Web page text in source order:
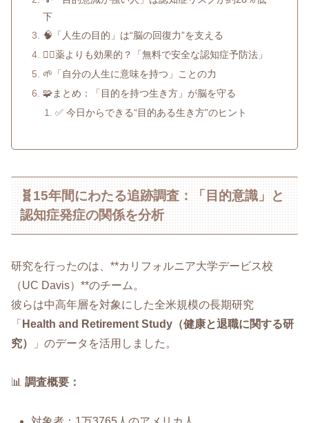
下
🧠「人生の目的」は“脳の回復力”を支える
🏃‍♀️薬よりも効果的？「無料で安全な認知症予防法」
🌱「自分の人生に意味を持つ」ことの力
🧩まとめ：「目的を持つ生き方」が脳を守る
✅ 今日からできる“目的ある生き方”のヒント
🧬15年間にわたる追跡調査：「目的意識」と
認知症発症の関係を分析
研究を行ったのは、**カリフォルニア大学デービス校
（UC Davis）**のチーム。
彼らは中高年層を対象にした全米規模の長期研究
「 Health and Retirement Study（健康と退職に関する研
究）
」のデータを活用しました。
📊 調査概要：